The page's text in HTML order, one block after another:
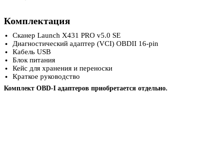
Комплектация
Сканер Launch X431 PRO v5.0 SE
Диагностический адаптер (VCI) OBDII 16-pin
Кабель USB
Блок питания
Кейс для хранения и переноски
Краткое руководство
Комплект OBD-I адаптеров приобретается отдельно.